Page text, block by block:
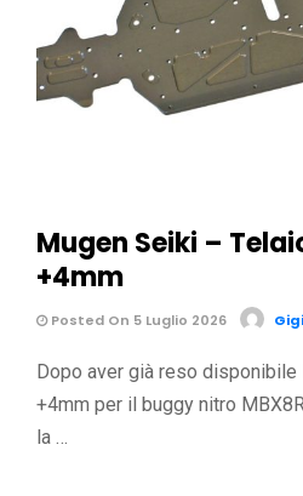
Mugen Seiki –
+4mm
Posted On 5 Luglio 2026 Gigi
Dopo aver già reso
+4mm per il buggy nitro
la …